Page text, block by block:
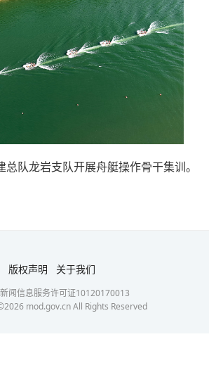
队龙岩支队开展舟艇操作骨干集训。
版权声明 关于我们
闻信息服务许可证10120170013
2026mod.gov.cn All Rights Reserved